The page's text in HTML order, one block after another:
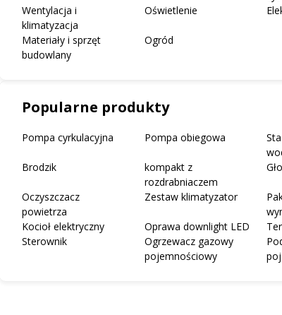
Wentylacja i
klimatyzacja
Oświetlenie
Materiały i sprzęt
budowlany
Ogród
Popularne produkty
Pompa cyrkulacyjna Pompa obiegowa
Brodzik
kompakt z
rozdrabniaczem
Oczyszczacz
powietrza
Zestaw klimatyzator
Kocioł elektryczny
Oprawa downlight LED
Sterownik
Ogrzewacz gazowy
pojemnościowy